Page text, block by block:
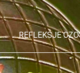
REFLEKSJE